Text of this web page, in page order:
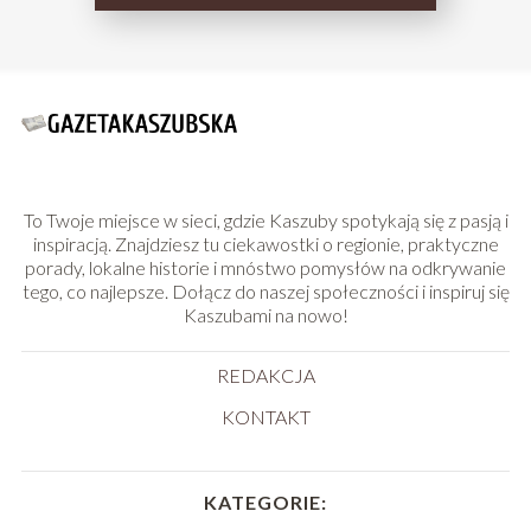
To Twoje miejsce w sieci, gdzie Kaszuby spotykają się z pasją i
inspiracją. Znajdziesz tu ciekawostki o regionie, praktyczne
porady, lokalne historie i mnóstwo pomysłów na odkrywanie
tego, co najlepsze. Dołącz do naszej społeczności i inspiruj się
Kaszubami na nowo!
REDAKCJA
KONTAKT
KATEGORIE: